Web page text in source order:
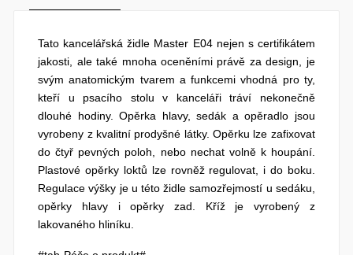
Tato kancelářská židle Master E04 nejen s certifikátem
jakosti, ale také mnoha oceněními právě za design, je
svým anatomickým tvarem a funkcemi vhodná pro ty,
kteří u psacího stolu v kanceláři tráví nekonečně
dlouhé hodiny. Opěrka hlavy, sedák a opěradlo jsou
vyrobeny z kvalitní prodyšné látky. Opěrku lze zafixovat
do čtyř pevných poloh, nebo nechat volně k houpání.
Plastové opěrky loktů lze rovněž regulovat, i do boku.
Regulace výšky je u této židle samozřejmostí u sedáku,
opěrky hlavy i opěrky zad. Kříž je vyrobený z
lakovaného hliníku.